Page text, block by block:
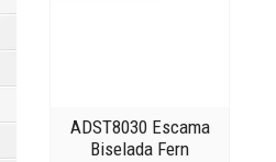
ADST8030 Escama
Biselada Fern